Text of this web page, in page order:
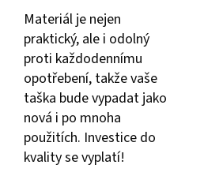
Materiál je nejen
praktický, ale i odolný
proti každodennímu
opotřebení, takže vaše
taška bude vypadat jako
nová i po mnoha
použitích. Investice do
kvality se vyplatí!